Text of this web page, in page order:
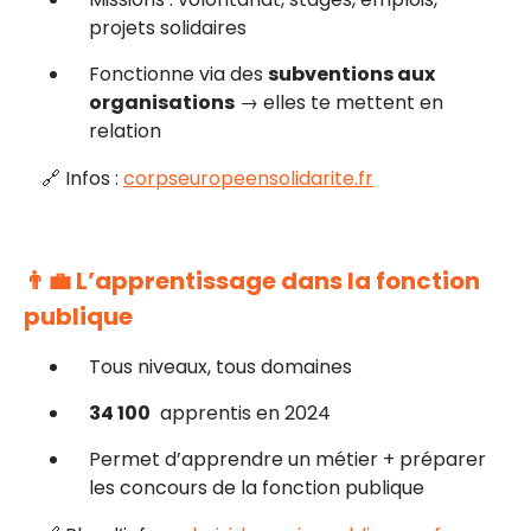
projets solidaires
Fonctionne via des subventions aux
organisations → elles te mettent en
relation
🔗 Infos : corpseuropeensolidarite.fr
👨‍💼 L’apprentissage dans la fonction
publique
Tous niveaux, tous domaines
34 100 apprentis en 2024
Permet d’apprendre un métier + préparer
les concours de la fonction publique